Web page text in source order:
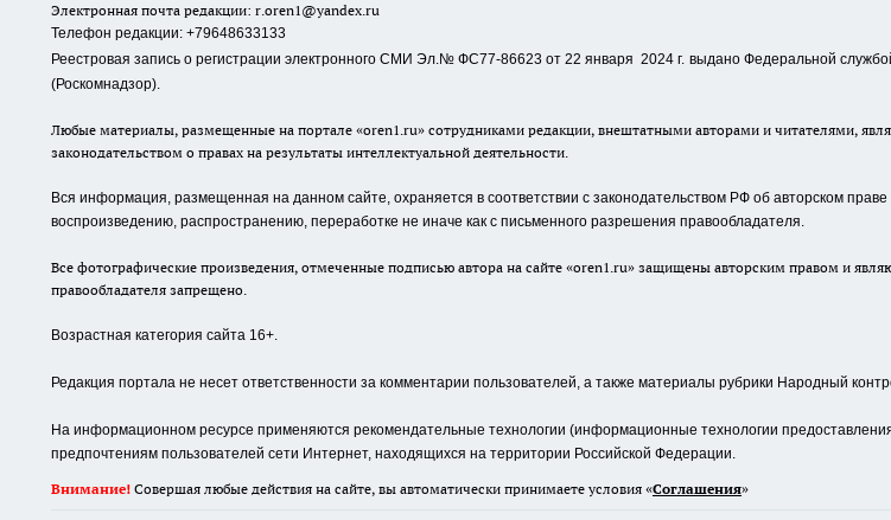
Электронная почта редакции: r.oren1@yandex.ru
Телефон редакции: +79648633133
Реестровая запись о регистрации электронного СМИ Эл.№ ФС77-86623 от 22 января 2024 г. выдано Федеральной
(Роскомнадзор).
Любые материалы, размещенные на портале «oren1.ru» сотрудниками редакции, внештатными авторами и читателями,
законодательством о правах на результаты интеллектуальной деятельности.
Вся информация, размещенная на данном сайте, охраняется в соответствии с законодательством РФ об авторском
воспроизведению, распространению, переработке не иначе как с письменного разрешения правообладателя.
Все фотографические произведения, отмеченные подписью автора на сайте «oren1.ru» защищены авторским правом и
правообладателя запрещено.
Возрастная категория сайта 16+.
Редакция портала не несет ответственности за комментарии пользователей, а также материалы рубрики Народный
На информационном ресурсе применяются рекомендательные технологии (информационные технологии
предпочтениям пользователей сети Интернет, находящихся на территории Российской Федерации.
Внимание! Совершая любые действия на сайте, вы автоматически принимаете условия «Cоглашения»